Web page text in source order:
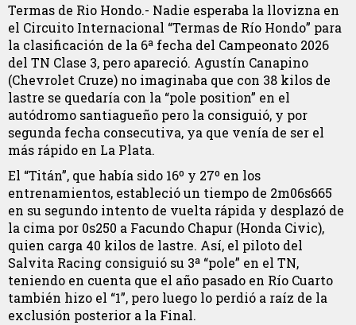
Termas de Rio Hondo.- Nadie esperaba la llovizna en
el Circuito Internacional “Termas de Río Hondo” para
la clasificación de la 6ª fecha del Campeonato 2026
del TN Clase 3, pero apareció. Agustín Canapino
(Chevrolet Cruze) no imaginaba que con 38 kilos de
lastre se quedaría con la “pole position” en el
autódromo santiagueño pero la consiguió, y por
segunda fecha consecutiva, ya que venía de ser el
más rápido en La Plata.
El “Titán”, que había sido 16º y 27º en los
entrenamientos, estableció un tiempo de 2m06s665
en su segundo intento de vuelta rápida y desplazó de
la cima por 0s250 a Facundo Chapur (Honda Civic),
quien carga 40 kilos de lastre. Así, el piloto del
Salvita Racing consiguió su 3ª “pole” en el TN,
teniendo en cuenta que el año pasado en Río Cuarto
también hizo el “1”, pero luego lo perdió a raíz de la
exclusión posterior a la Final.